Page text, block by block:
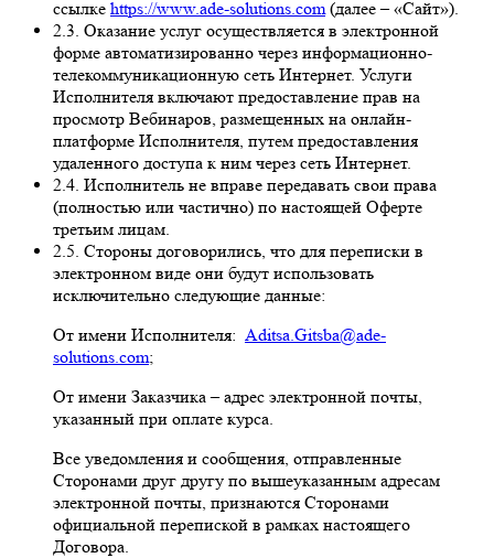
ссылке https://www.ade-solutions.com(далее – «Сайт»).
2.3. Оказание услуг осуществляется в электронной
форме автоматизированно через информационно-
телекоммуникационную сеть Интернет. Услуги
Исполнителя включают предоставление прав на
просмотр Вебинаров, размещенных на онлайн-
платформе Исполнителя, путем предоставления
удаленного доступа к ним через сеть Интернет.
2.4. Исполнитель не вправе передавать свои права
(полностью или частично) по настоящей Оферте
третьим лицам.
2.5. Стороны договорились, что для переписки в
электронном виде они будут использовать
исключительно следующие данные:
От имени Исполнителя: Aditsa.Gitsba@ade-
solutions.com;
От имени Заказчика – адрес электронной почты,
указанный при оплате курса.
Все уведомления и сообщения, отправленные
Сторонами друг другу по вышеуказанным адресам
электронной почты, признаются Сторонами
официальной перепиской в рамках настоящего
Договора.